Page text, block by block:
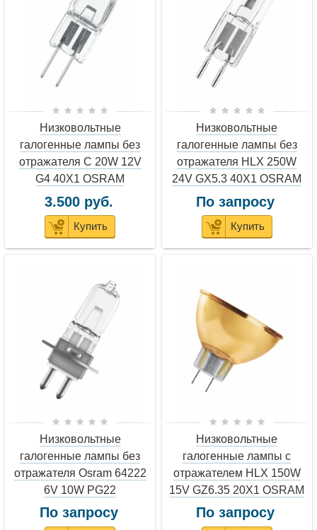
Низковольтные
галогенные лампы без
отражателя C 20W 12V
G4 40X1 OSRAM
3.500 руб.
Купить
Низковольтные
галогенные лампы без
отражателя HLX 250W
24V GX5.3 40X1 OSRAM
По запросу
Купить
Низковольтные
галогенные лампы без
отражателя Osram 64222
6V 10W PG22
По запросу
Низковольтные
галогенные лампы с
отражателем HLX 150W
15V GZ6.35 20X1 OSRAM
По запросу